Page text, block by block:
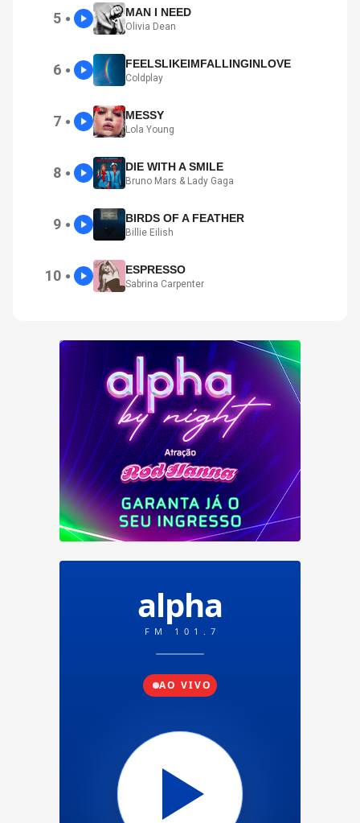
5 ● MAN I NEED
Olivia Dean
6 ● FEELSLIKEIMFALLINGINLOVE
Coldplay
7 ● MESSY
Lola Young
8 ● DIE WITH A SMILE
Bruno Mars & Lady Gaga
9 ● BIRDS OF A FEATHER
Billie Eilish
10 ● ESPRESSO
Sabrina Carpenter